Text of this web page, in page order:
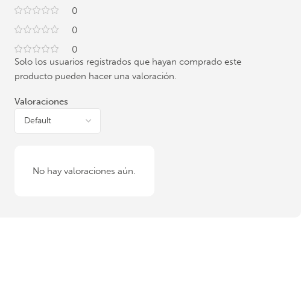
0
0
0
Valoraciones
No hay valoraciones aún.
Solo los usuarios registrados que hayan comprado este
producto pueden hacer una valoración.